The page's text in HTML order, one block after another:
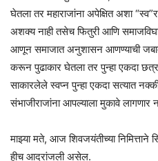
घेतला तर महाराजांना अपेक्षित अशा
अशक्य नाही तसेच फितुरी आणि
आणून समाजात अनुशासन आणण्याची
करून पुढाकार घेतला तर पुन्हा एकदा
साकारलेले स्वप्न पुन्हा एकदा सत्यात
संभाजीराजांना आपल्याला मुकावे लागणार
माझ्या मते, आज शिवजयंतीच्या निमित्ताने
हीच आदरांजली असेल.